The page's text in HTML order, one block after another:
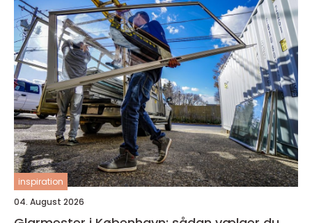
inspiration
04. August 2026